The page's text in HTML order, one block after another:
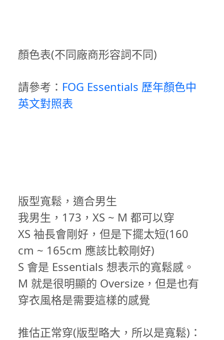
顏色表(不同廠商形容詞不同)
請參考： FOG Essentials 歷年顏色中
英文對照表
版型寬鬆，適合男生
我男生，173，XS ~ M 都可以穿
XS 袖長會剛好，但是下擺太短(160
cm ~ 165cm 應該比較剛好)
S 會是 Essentials 想表示的寬鬆感。
M 就是很明顯的 Oversize，但是也有
穿衣風格是需要這樣的感覺
推估正常穿(版型略大，所以是寬鬆)：